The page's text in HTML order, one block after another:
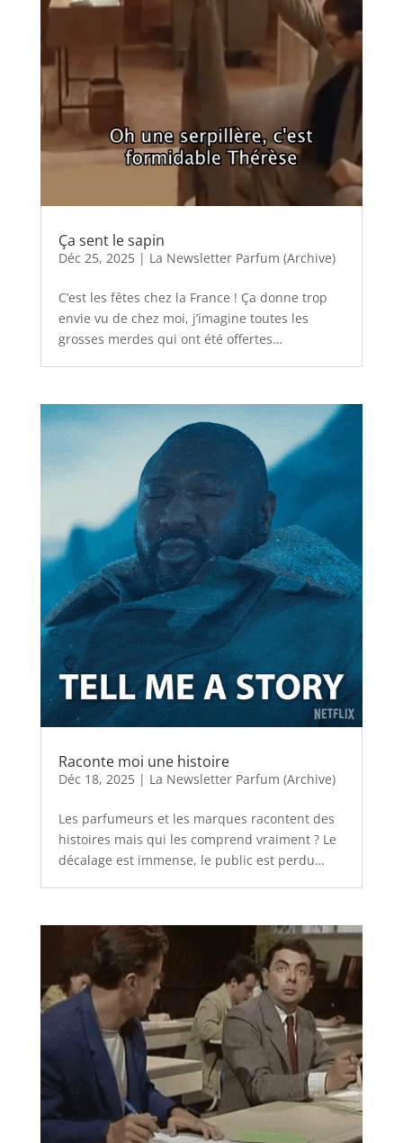
Ça sent le sapin
Déc 25, 2025| La Newsletter Parfum (Archive)
C’est les fêtes chez la France ! Ça donne trop
envie vu de chez moi, j’imagine toutes les
grosses merdes qui ont été offertes…
Raconte moi une histoire
Déc 18, 2025| La Newsletter Parfum (Archive)
Les parfumeurs et les marques racontent des
histoires mais qui les comprend vraiment ? Le
décalage est immense, le public est perdu…